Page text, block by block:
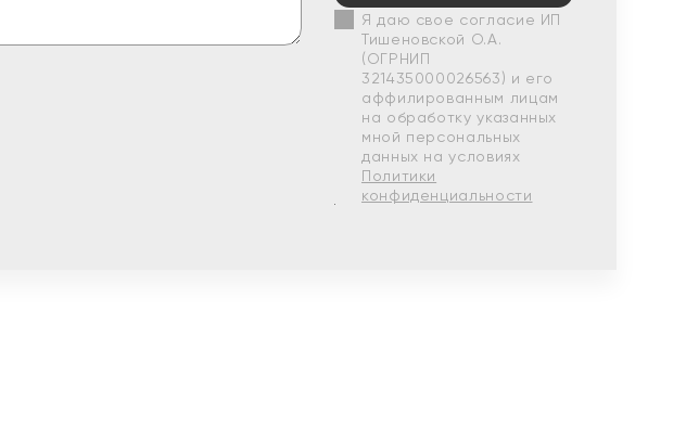
Я даю свое согласие ИП
Тишеновской О.А.
(ОГРНИП
321435000026563) и его
аффилированным лицам
на обработку указанных
мной персональных
данных на условиях
Политики
конфиденциальности